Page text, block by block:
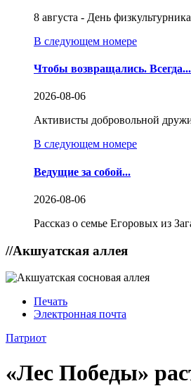
8 августа - День
В следующем номере
Чтобы возвращались. Всегда...
2026-08-06
Активисты добровольной
В следующем номере
Ведущие за собой...
2026-08-06
Рассказ о семье Егоровых из
//Акшуатская аллея
Печать
Электронная почта
Патриот
«Лес Победы»